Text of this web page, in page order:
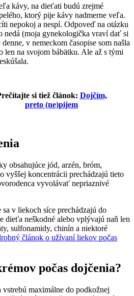
kávy, na dieťati budú zrejmé
ktorý pije kávy nadmerne veľa.
nepokoj a nespí. Odpoveď na otázku
nedá (moja gynekologička vraví dať si
v nemeckom časopise som našla
na svojom bábätku. Ale až s tými
si tiež článok: Dojčím,
preto (ne)pijem
obsahujúce jód, arzén, bróm,
vyššej koncentrácii prechádzajú tieto
vyvolávať nepriaznivé
v liekoch síce prechádzajú do
dieťa neškodné alebo vplývajú naň len
sulfonamidy, chinín a niektoré
článok o užívaní liekov počas
počas dojčenia?
maximálne do podkožnej